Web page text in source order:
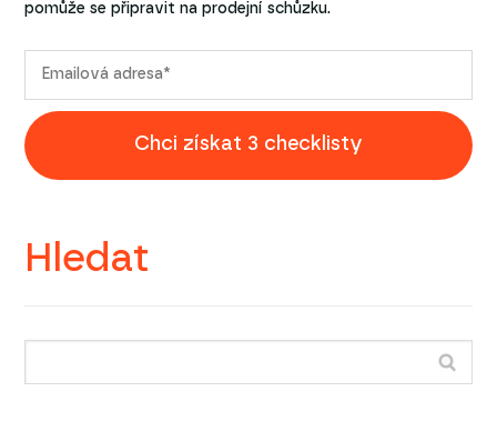
pomůže se připravit na prodejní schůzku.
Chci získat 3 checklisty
Hledat